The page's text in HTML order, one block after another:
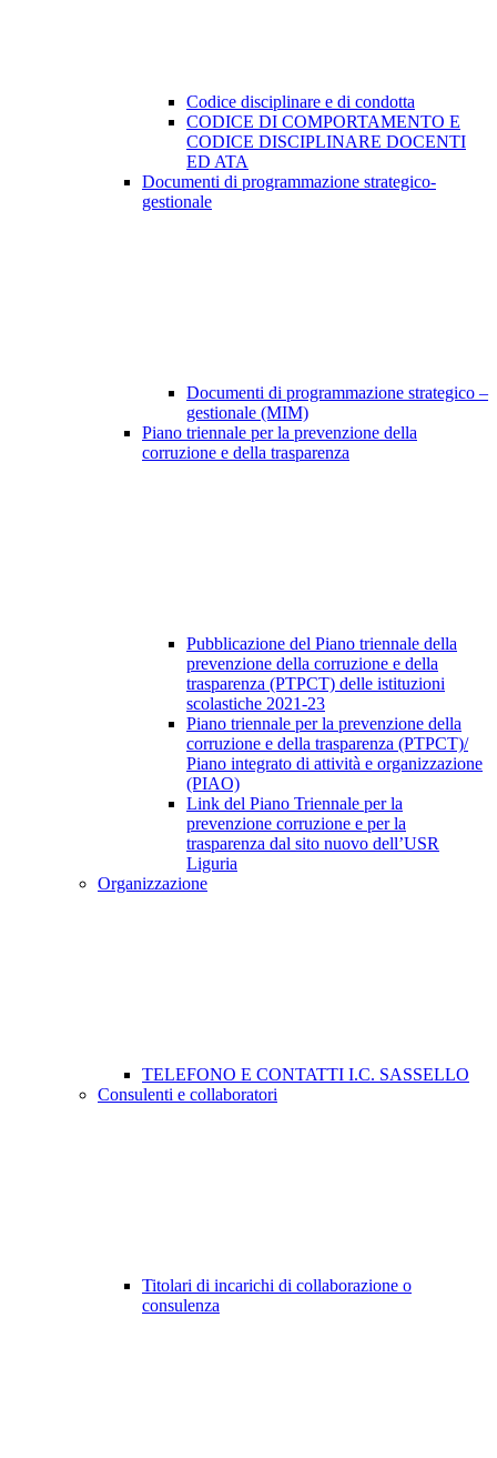
Codice disciplinare e di condotta
CODICE DI COMPORTAMENTO E
CODICE DISCIPLINARE DOCENTI
ED ATA
Documenti di programmazione strategico-
gestionale
Documenti di programmazione strategico –
gestionale (MIM)
Piano triennale per la prevenzione della
corruzione e della trasparenza
Pubblicazione del Piano triennale della
prevenzione della corruzione e della
trasparenza (PTPCT) delle istituzioni
scolastiche 2021-23
Piano triennale per la prevenzione della
corruzione e della trasparenza (PTPCT)/
Piano integrato di attività e organizzazione
(PIAO)
Link del Piano Triennale per la
prevenzione corruzione e per la
trasparenza dal sito nuovo dell’USR
Liguria
Organizzazione
TELEFONO E CONTATTI I.C. SASSELLO
Consulenti e collaboratori
Titolari di incarichi di collaborazione o
consulenza